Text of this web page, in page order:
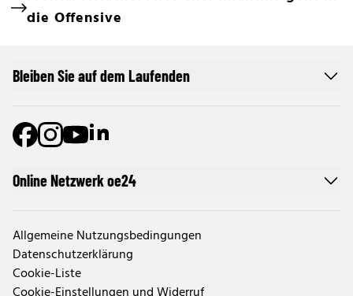
die Offensive
Online Netzwerk oe24
Allgemeine Nutzungsbedingungen
Datenschutzerklärung
Cookie-Liste
Bleiben Sie auf dem Laufenden